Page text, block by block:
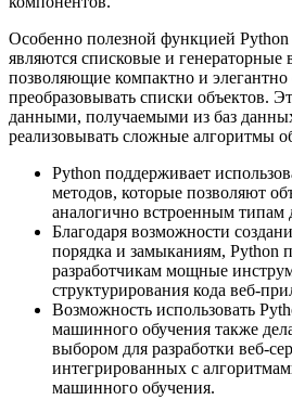
Особенно полезной функцией Python
являются списковые и генераторные
позволяющие компактно и элегантно
преобразовывать списки объектов.
данными, получаемыми из баз
реализовывать сложные алгоритмы
Python поддерживает
методов, которые позволяют
аналогично встроенным типам
Благодаря возможности
порядка и замыканиям, Python
разработчикам мощные
структурирования кода веб-
Возможность использовать
машинного обучения также
выбором для разработки веб-
интегрированных с
машинного обучения.